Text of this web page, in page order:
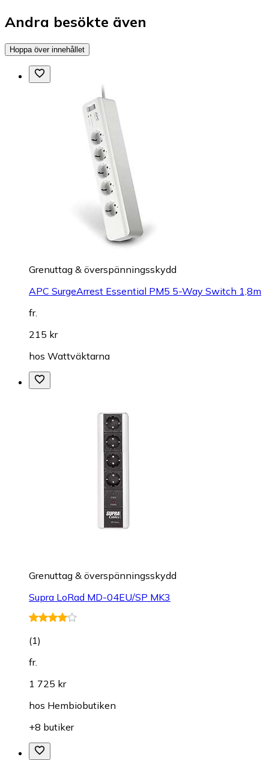
Andra besökte även
Hoppa över innehållet
Grenuttag & överspänningsskydd
APC SurgeArrest Essential PM5 5-Way Switch 1,8m
fr.
215 kr
hos Wattväktarna
Grenuttag & överspänningsskydd
Supra LoRad MD-04EU/SP MK3
(1)
fr.
1 725 kr
hos Hembiobutiken
+8 butiker